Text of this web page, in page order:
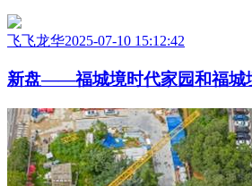
飞飞龙华2025-07-10 15:12:42
新盘——福城境时代家园和福城